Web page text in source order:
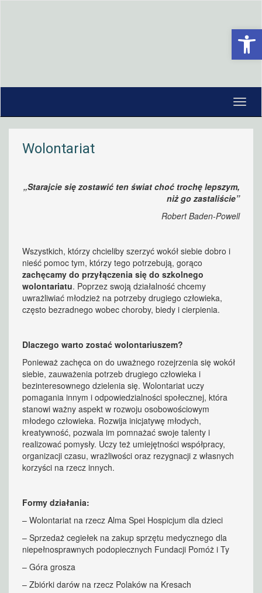
Wolontariat
„Starajcie się zostawić ten świat choć trochę lepszym,
niż go zastaliście”
Robert Baden-Powell
Wszystkich, którzy chcieliby szerzyć wokół siebie dobro i
nieść pomoc tym, którzy tego potrzebują, gorąco
zachęcamy do przyłączenia się do szkolnego
wolontariatu. Poprzez swoją działalność chcemy
uwrażliwiać młodzież na potrzeby drugiego człowieka,
często bezradnego wobec choroby, biedy i cierpienia.
Dlaczego warto zostać wolontariuszem?
Ponieważ zachęca on do uważnego rozejrzenia się wokół
siebie, zauważenia potrzeb drugiego człowieka i
bezinteresownego dzielenia się. Wolontariat uczy
pomagania innym i odpowiedzialności społecznej, która
stanowi ważny aspekt w rozwoju osobowościowym
młodego człowieka. Rozwija inicjatywę młodych,
kreatywność, pozwala im pomnażać swoje talenty i
realizować pomysły. Uczy też umiejętności współpracy,
organizacji czasu, wrażliwości oraz rezygnacji z własnych
korzyści na rzecz innych.
Formy działania:
– Wolontariat na rzecz Alma Spei Hospicjum dla dzieci
– Sprzedaż cegiełek na zakup sprzętu medycznego dla
niepełnosprawnych podopiecznych Fundacji Pomóż i Ty
– Góra grosza
– Zbiórki darów na rzecz Polaków na Kresach